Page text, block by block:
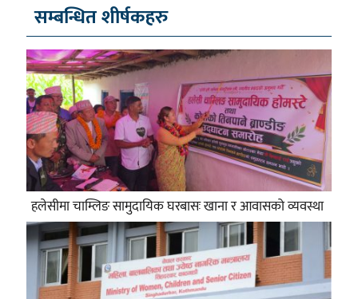
सम्बन्धित शीर्षकहरु
हलेसीमा चाम्लिङ सामुदायिक घरबासः खाना र आवासको व्यवस्था